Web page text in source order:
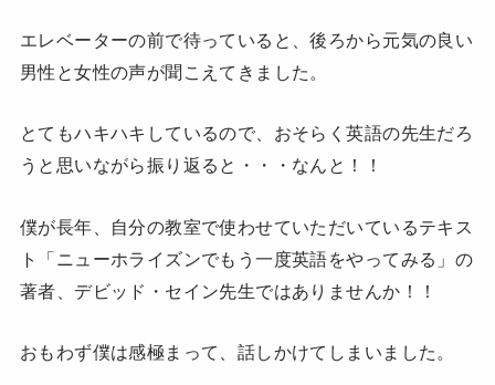
エレベーターの前で待っていると、後ろから元気の良い
男性と女性の声が聞こえてきました。
とてもハキハキしているので、おそらく英語の先生だろ
うと思いながら振り返ると・・・なんと！！
僕が長年、自分の教室で使わせていただいているテキス
ト「ニューホライズンでもう一度英語をやってみる」の
著者、デビッド・セイン先生ではありませんか！！
おもわず僕は感極まって、話しかけてしまいました。